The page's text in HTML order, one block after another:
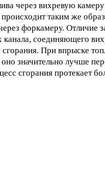
через вихревую
происходит таким же
форкамеру. Отличие
канала, соединяющего
При впрыске
значительно лучше
сгорания протекает